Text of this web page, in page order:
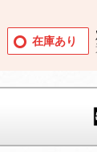
在庫あり